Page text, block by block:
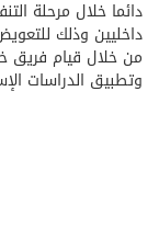
دائما خلال مرحلة
داخليين وذلك
من خلال قيام فريق
وتطبيق الدراسات